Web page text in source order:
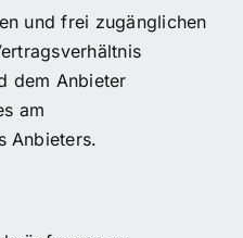
und frei zugänglichen
dem Anbieter
am
Anbieters.